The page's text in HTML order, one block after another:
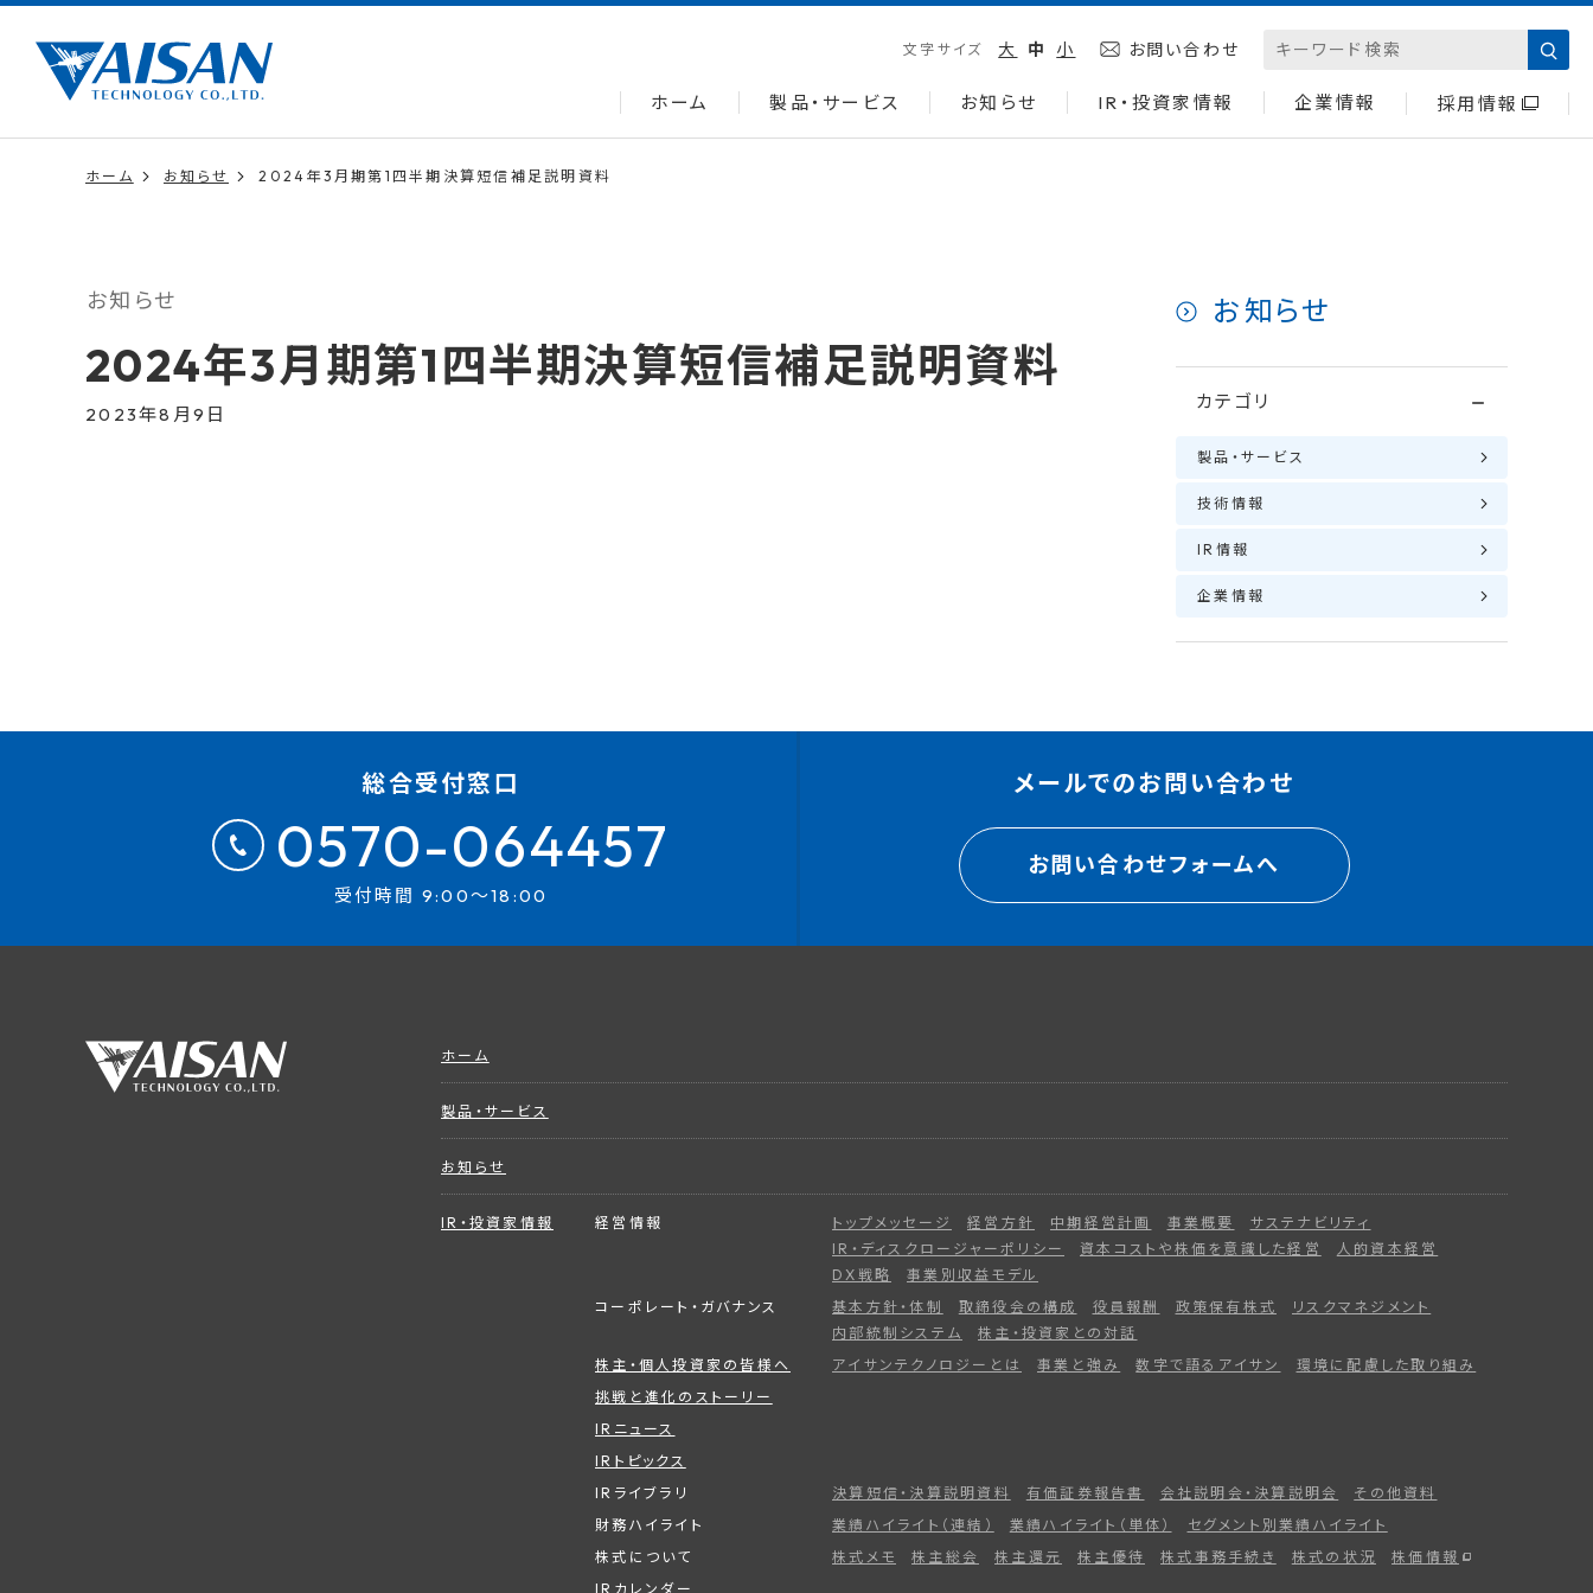
文字サイズ 大 中 小 お問い合わせ
ホーム 製品・サービス お知らせ IR・投資家情報 企業情報 採用情報
ホーム お知らせ 2024年3月期第1四半期決算短信補足説明資料
お知らせ
2024年3月期第1四半期決算短信補足説明資料
2023年8月9日
お知らせ
カテゴリ
製品・サービス
技術情報
IR情報
企業情報
総合受付窓口
0570-064457
受付時間 9:00～18:00
メールでのお問い合わせ
お問い合わせフォームへ
ホーム
製品・サービス
お知らせ
IR・投資家情報 経営情報 トップメッセージ 経営方針 中期経営計画 事業概要
サステナビリティ
IR・ディスクロージャーポリシー
資本コストや株価を意識した経営
人的資本経営
DX戦略
事業別収益モデル
コーポレート・ガバナンス
基本方針・体制 取締役会の構成 役員報酬 政策保有株式
リスクマネジメント
内部統制システム
株主・投資家との対話
株主・個人投資家の皆様へ
アイサンテクノロジーとは 事業と強み 数字で語るアイサン
環境に配慮した取り組み
挑戦と進化のストーリー
IRニュース
IRトピックス
IRライブラリ
決算短信・決算説明資料 有価証券報告書 会社説明会・決算説明会
その他資料
財務ハイライト
業績ハイライト（連結） 業績ハイライト（単体）
セグメント別業績ハイライト
株式について
株式メモ 株主総会 株主還元 株主優待 株式事務手続き 株式の状況
株価情報
IRカレンダー